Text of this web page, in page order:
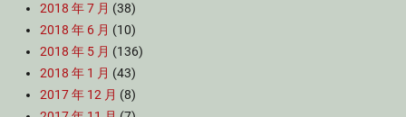
2018 年 7 月 (38)
2018 年 6 月 (10)
2018 年 5 月 (136)
2018 年 1 月 (43)
2017 年 12 月 (8)